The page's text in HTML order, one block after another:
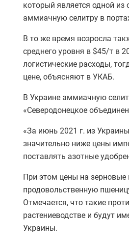
который является одной
аммиачную селитру в
В то же время возросла
среднего уровня в $45/т в
логистические расходы,
цене, объясняют в УКАБ.
В Украине аммиачную
«Северодонецкое
«За июнь 2021 г. из
значительно ниже цены
поставлять азотные
При этом цены на зерновые
продовольственную
Отмечается, что такие
растениеводстве и будут
Украины.